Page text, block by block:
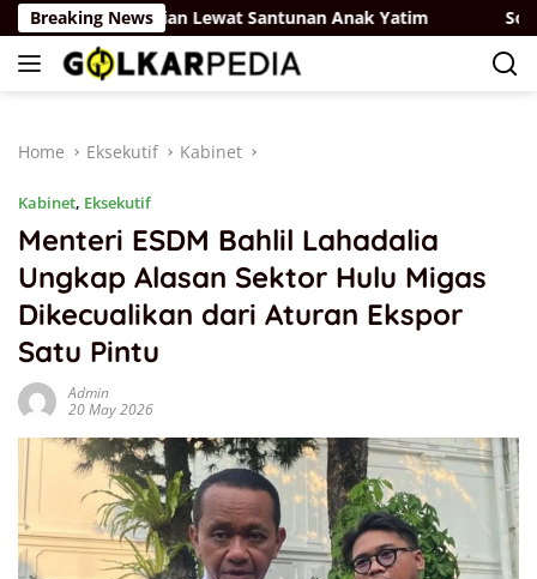
Skip
to
content
Breaking News
Kepedulian Lewat Santunan Anak Yatim Soroti
Home Eksekutif Kabinet
Kabinet, Eksekutif
Menteri ESDM Bahlil Lahadalia
Ungkap Alasan Sektor Hulu Migas
Dikecualikan dari Aturan Ekspor
Satu Pintu
Admin
20 May 2026